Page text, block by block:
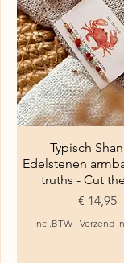
Snel
Typisch
Edelstenen
truths - Cut
Prijs
€ 14,95
incl.BTW | Verzend